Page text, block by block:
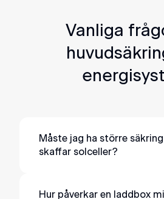
Vanliga
Måste jag ha större
skaffar solceller?
befintlig säkring. Men om du
Hur påverkar en laddbox